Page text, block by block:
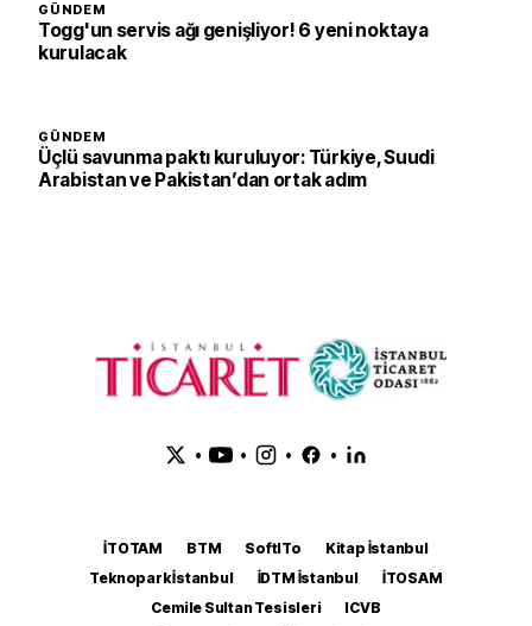
GÜNDEM
Togg'un servis ağı genişliyor! 6 yeni noktaya
kurulacak
GÜNDEM
Üçlü savunma paktı kuruluyor: Türkiye, Suudi
Arabistan ve Pakistan’dan ortak adım
• • • •
İTOTAM BTM SoftITo
Kitap İstanbul
Teknopark İstanbul
İDTM İstanbul
İTOSAM
Cemile Sultan Tesisleri
ICVB